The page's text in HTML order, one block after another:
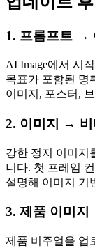
1. 프롬프트 →
AI Image에서 시
목표가 포함된 명
이미지, 포스터,
2. 이미지 → 비
강한 정지 이미지
니다. 첫 프레임
설명해 이미지 기
3. 제품 이미
제품 비주얼을 업